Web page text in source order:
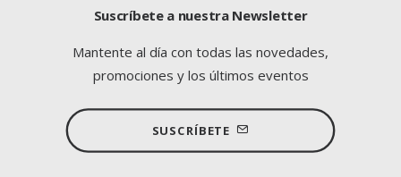
Suscríbete a nuestra Newsletter
Mantente al día con todas las novedades,
promociones y los últimos eventos
SUSCRÍBETE